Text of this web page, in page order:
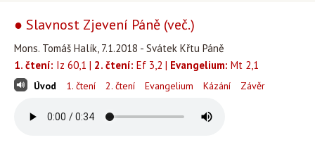
● Slavnost Zjevení Páně (več.)
Mons. Tomáš Halík, 7.1.2018 - Svátek Křtu Páně
1. čtení: Iz 60,1 | 2. čtení: Ef 3,2 | Evangelium: Mt 2,1
Úvod 1. čtení 2. čtení Evangelium Kázání Závěr